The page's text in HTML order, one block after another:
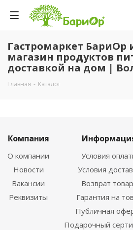
Гастромаркет БариОр
магазин продуктов
доставкой на дом |
Главная - Каталог
Компания
О компании
Новости
Вакансии
Реквизиты
Условия
Условия
Возврат
Гарантия на
Публичная
Подарочный